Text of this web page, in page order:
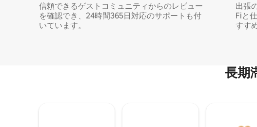
信頼できるゲストコミュニティからのレビュー
を確認でき、24時間365日対応のサポートも付
いています。
出張
Fiと
すす
長期